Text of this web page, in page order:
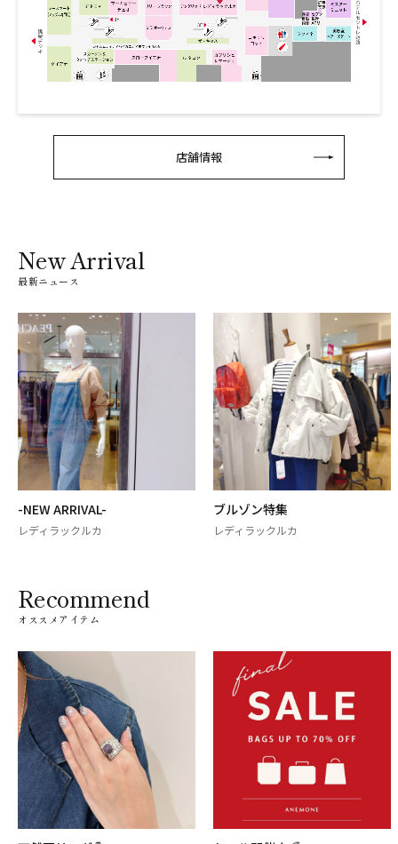
店舗情報
New Arrival
最新ニュース
-NEW ARRIVAL-
レディラックルカ
ブルゾン特集
レディラックルカ
Recommend
オススメアイテム